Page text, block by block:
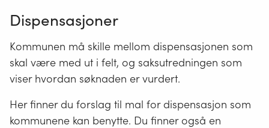
Dispensasjoner
Kommunen må skille mellom dispensasjonen som
skal være med ut i felt, og saksutredningen som
viser hvordan søknaden er vurdert.
Her finner du forslag til mal for dispensasjon som
kommunene kan benytte. Du finner også en